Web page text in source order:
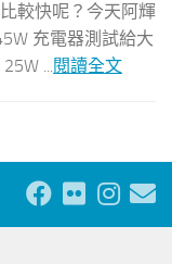
較快呢？今天阿輝
充電器測試給大
...閱讀全文